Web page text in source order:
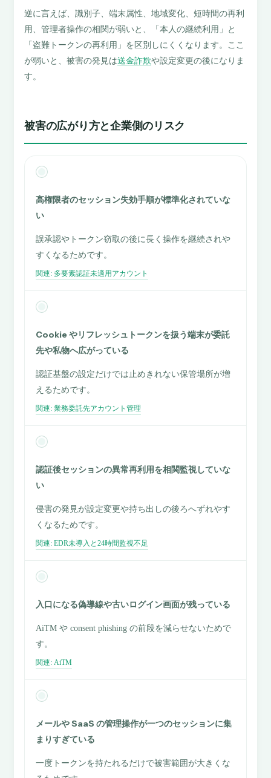
逆に言えば、識別子、端末属性、地域変化、短時間の再利
用、管理者操作の相関が弱いと、「本人の継続利用」と
「盗難トークンの再利用」を区別しにくくなります。ここ
が弱いと、被害の発見は送金詐欺や設定変更の後になりま
す。
被害の広がり方と企業側のリスク
高権限者のセッション失効手順が標準化されていな
い
誤承認やトークン窃取の後に長く操作を継続されや
すくなるためです。
関連: 多要素認証未適用アカウント
Cookie やリフレッシュトークンを扱う端末が委託
先や私物へ広がっている
認証基盤の設定だけでは止めきれない保管場所が増
えるためです。
関連: 業務委託先アカウント管理
認証後セッションの異常再利用を相関監視していな
い
侵害の発見が設定変更や持ち出しの後ろへずれやす
くなるためです。
関連: EDR未導入と24時間監視不足
入口になる偽導線や古いログイン画面が残っている
AiTM や consent phishing の前段を減らせないためで
す。
関連: AiTM
メールや SaaS の管理操作が一つのセッションに集
まりすぎている
一度トークンを持たれるだけで被害範囲が大きくな